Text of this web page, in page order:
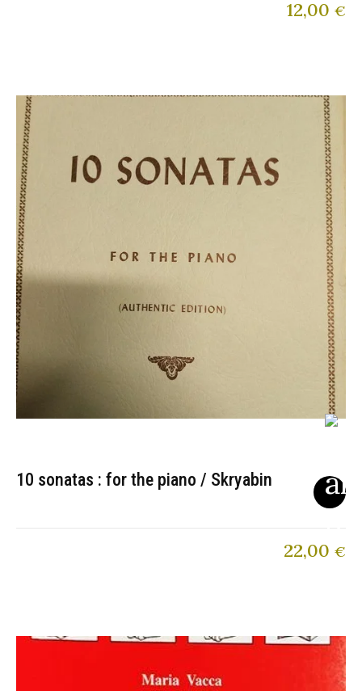
12,00 €
10 sonatas : for the piano / Skryabin
22,00 €